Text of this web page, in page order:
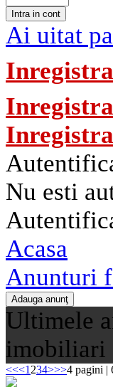
Ai uitat
Nu esti
Acasa
Anunturi
Ultimele
imobiliari
<<<1 234>>>4 pagini |